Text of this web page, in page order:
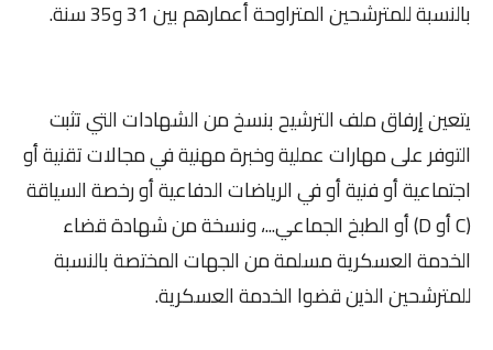
بالنسبة للمترشحين المتراوحة أعمارهم بين 31 و35 سنة.
يتعين إرفاق ملف الترشيح بنسخ من الشهادات التي تثبت
التوفر على مهارات عملية وخبرة مهنية في مجالات تقنية أو
اجتماعية أو فنية أو في الرياضات الدفاعية أو رخصة السياقة
(C أو D) أو الطبخ الجماعي...، ونسخة من شهادة قضاء
الخدمة العسكرية مسلمة من الجهات المختصة بالنسبة
للمترشحين الذين قضوا الخدمة العسكرية.